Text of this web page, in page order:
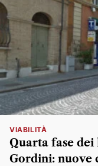
VIABILITÀ
Quarta fase
Gordini: nuove